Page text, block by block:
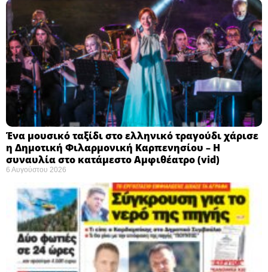
Ένα μουσικό ταξίδι στο ελληνικό τραγούδι χάρισε
η Δημοτική Φιλαρμονική Καρπενησίου – Η
συναυλία στο κατάμεστο Αμφιθέατρο (vid)
6 Αυγούστου 2026